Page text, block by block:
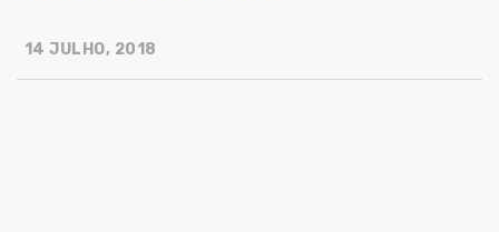
14 JULHO, 2018